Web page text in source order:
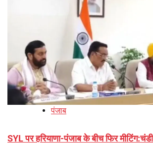
पंजाब
SYL पर हरियाणा-पंजाब के बीच फिर